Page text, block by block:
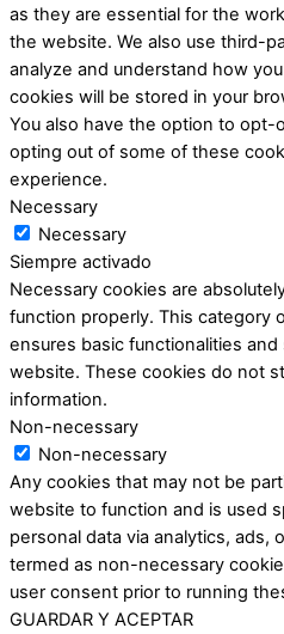
as they are essential for the
the website. We also use third-
analyze and understand how
cookies will be stored in your
You also have the option to opt-
opting out of some of these
experience.
Necessary
Necessary
Siempre activado
Necessary cookies are
function properly. This category
ensures basic functionalities
website. These cookies do not
information.
Non-necessary
Non-necessary
Any cookies that may not be
website to function and is used
personal data via analytics,
termed as non-necessary
user consent prior to running
GUARDAR Y ACEPTAR